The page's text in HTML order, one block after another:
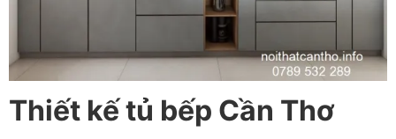
Thiết kế tủ bếp Cần Thơ